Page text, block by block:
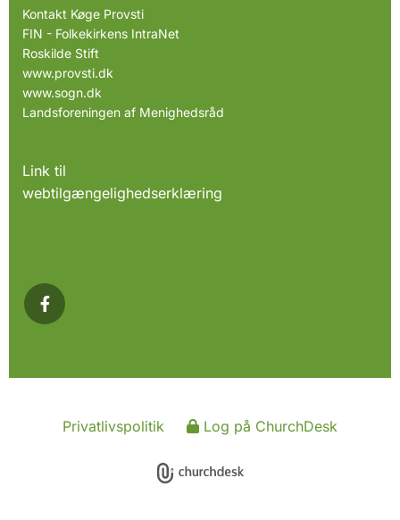
Kontakt Køge Provsti
FIN - Folkekirkens IntraNet
Roskilde Stift
www.provsti.dk
www.sogn.dk
Landsforeningen af Menighedsråd
Link til
webtilgængelighedserklæring
Privatlivspolitik Log på ChurchDesk